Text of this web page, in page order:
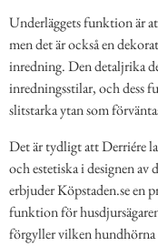
Underläggets funktion är
men det är också en
inredning. Den detaljrika
inredningsstilar, och dess
slitstarka ytan som
Det är tydligt att Derriére
och estetiska i designen av
erbjuder Köpstaden.se en
funktion för
förgyller vilken hundhörna